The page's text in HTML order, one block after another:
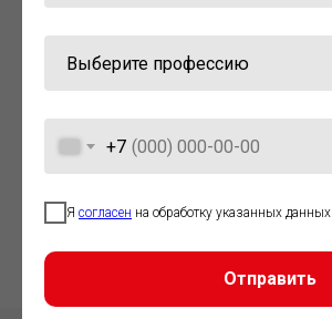
+7
Я согласен на обработку указанных данных
Отправить